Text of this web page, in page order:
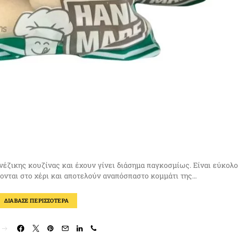
κουζίνας και έχουν γίνει διάσημα παγκοσμίως. Είναι εύκολο
στο χέρι και αποτελούν αναπόσπαστο κομμάτι της…
ΔΙΑΒΑΣΕ ΠΕΡΙΣΣΟΤΕΡΑ